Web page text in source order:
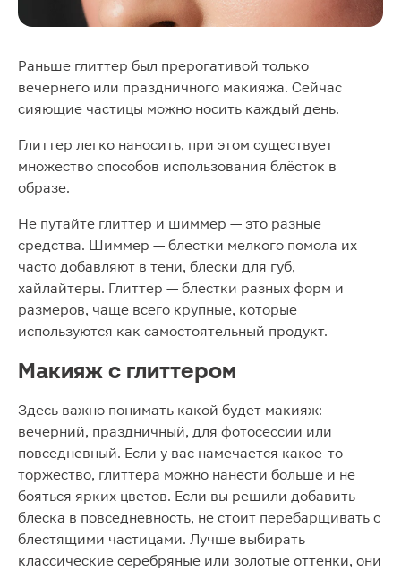
Раньше глиттер был прерогативой только
вечернего или праздничного макияжа. Сейчас
сияющие частицы можно носить каждый день.
Глиттер легко наносить, при этом существует
множество способов использования блёсток в
образе.
Не путайте глиттер и шиммер — это разные
средства. Шиммер — блестки мелкого помола их
часто добавляют в тени, блески для губ,
хайлайтеры. Глиттер — блестки разных форм и
размеров, чаще всего крупные, которые
используются как самостоятельный продукт.
Макияж с глиттером
Здесь важно понимать какой будет макияж:
вечерний, праздничный, для фотосессии или
повседневный. Если у вас намечается какое-то
торжество, глиттера можно нанести больше и не
бояться ярких цветов. Если вы решили добавить
блеска в повседневность, не стоит перебарщивать с
блестящими частицами. Лучше выбирать
классические серебряные или золотые оттенки, они